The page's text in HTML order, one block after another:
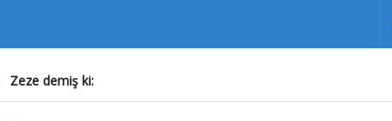
Zeze demiş ki: